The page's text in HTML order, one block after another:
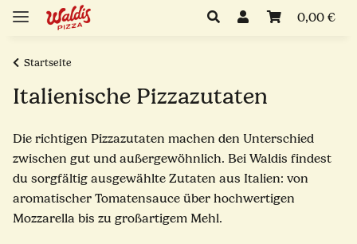
0,00 €
Startseite
Italienische Pizzazutaten
Die richtigen Pizzazutaten machen den Unterschied
zwischen gut und außergewöhnlich. Bei Waldis findest
du sorgfältig ausgewählte Zutaten aus Italien: von
aromatischer Tomatensauce über hochwertigen
Mozzarella bis zu großartigem Mehl.